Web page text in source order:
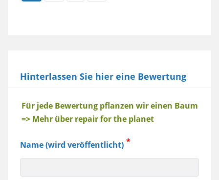
Hinterlassen Sie hier eine Bewertung
Baum
Für jede Bewertung pflanzen wir einen Baum
=> Mehr über repair for the planet
Name (wird veröffentlicht)